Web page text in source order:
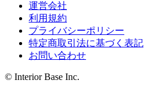
運営会社
利用規約
プライバシーポリシー
特定商取引法に基づく表記
お問い合わせ
© Interior Base Inc.